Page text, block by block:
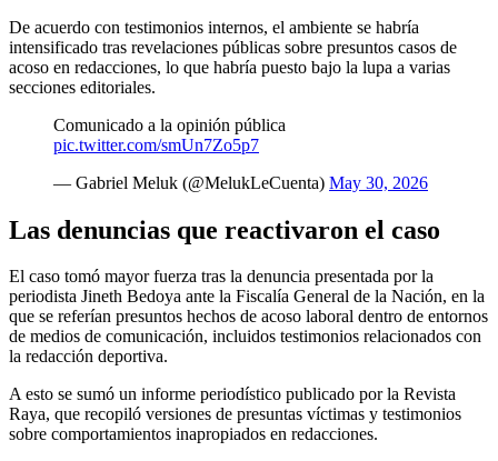
De acuerdo con testimonios internos, el ambiente se habría
intensificado tras revelaciones públicas sobre presuntos casos de
acoso en redacciones, lo que habría puesto bajo la lupa a varias
secciones editoriales.
Comunicado a la opinión pública
pic.twitter.com/smUn7Zo5p7
— Gabriel Meluk (@MelukLeCuenta) May 30, 2026
Las denuncias que reactivaron el caso
El caso tomó mayor fuerza tras la denuncia presentada por la
periodista Jineth Bedoya ante la Fiscalía General de la Nación, en la
que se referían presuntos hechos de acoso laboral dentro de entornos
de medios de comunicación, incluidos testimonios relacionados con
la redacción deportiva.
A esto se sumó un informe periodístico publicado por la Revista
Raya, que recopiló versiones de presuntas víctimas y testimonios
sobre comportamientos inapropiados en redacciones.